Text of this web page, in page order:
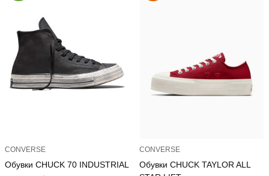
CONVERSE
Обувки CHUCK 70 INDUSTRIAL
CONVERSE
Обувки CHUCK TAYLOR ALL